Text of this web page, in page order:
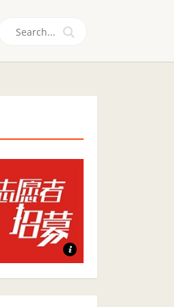
志愿者招募